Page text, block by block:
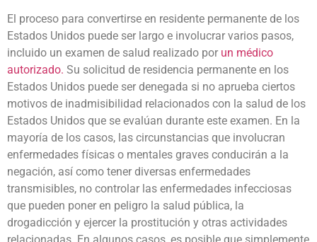
El proceso para convertirse en residente permanente de los
Estados Unidos puede ser largo e involucrar varios pasos,
incluido un examen de salud realizado por un médico
autorizado. Su solicitud de residencia permanente en los
Estados Unidos puede ser denegada si no aprueba ciertos
motivos de inadmisibilidad relacionados con la salud de los
Estados Unidos que se evalúan durante este examen. En la
mayoría de los casos, las circunstancias que involucran
enfermedades físicas o mentales graves conducirán a la
negación, así como tener diversas enfermedades
transmisibles, no controlar las enfermedades infecciosas
que pueden poner en peligro la salud pública, la
drogadicción y ejercer la prostitución y otras actividades